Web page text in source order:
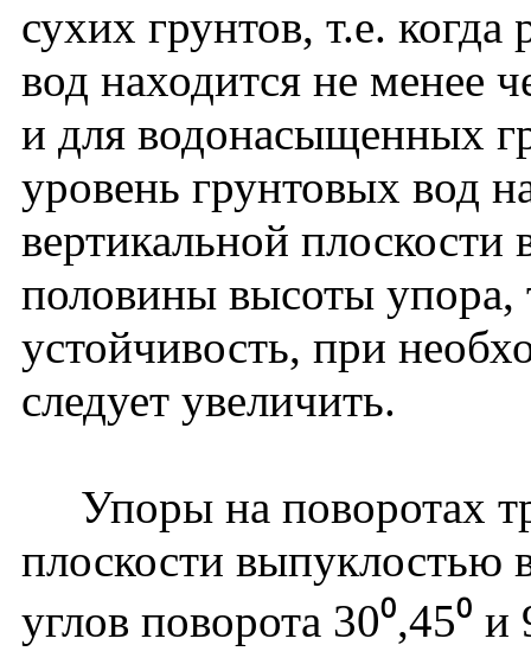
сухих грунтов, т.е.
вод находится не менее
и для водонасыщенных
уровень грунтовых вод
вертикальной
половины высоты упора,
устойчивость, при
следует увеличить.
Упоры на поворотах
плоскости выпуклостью
углов поворота 30⁰,45⁰ и